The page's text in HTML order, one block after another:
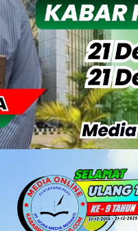
Monyet, YBM PLN UP3
Rp52 Juta,
Sekoci24.co Resmi
Kibarkan Merah
Rampungkan
Meranti Ikuti Jambore
Merah Putih" Jalin